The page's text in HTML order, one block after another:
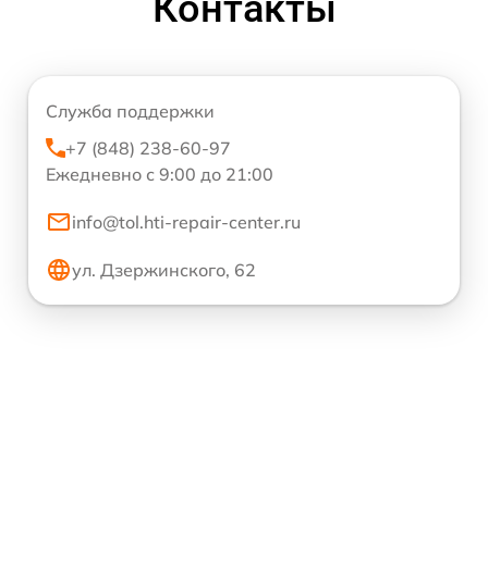
Служба поддержки
+7 (848) 238-60-97
Ежедневно с 9:00 до 21:00
info@tol.hti-repair-center.ru
ул. Дзержинского, 62